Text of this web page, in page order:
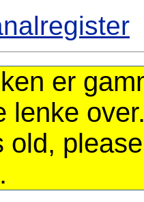
er
lenke
old,